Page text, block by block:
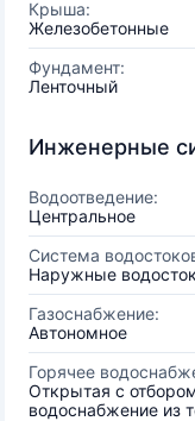
Крыша:
Железобетонные
Фундамент:
Ленточный
Инженерные
Водоотведение:
Центральное
Система
Наружные
Газоснабжение:
Автономное
Горячее
Открытая с
водоснабжение из